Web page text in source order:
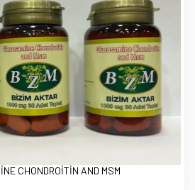
CHONDROİTİN AND MSM